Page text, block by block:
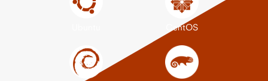
CentOS